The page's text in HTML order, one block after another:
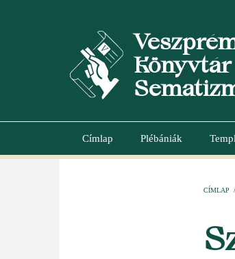
Main
Címlap Plébániák
CÍMLAP /